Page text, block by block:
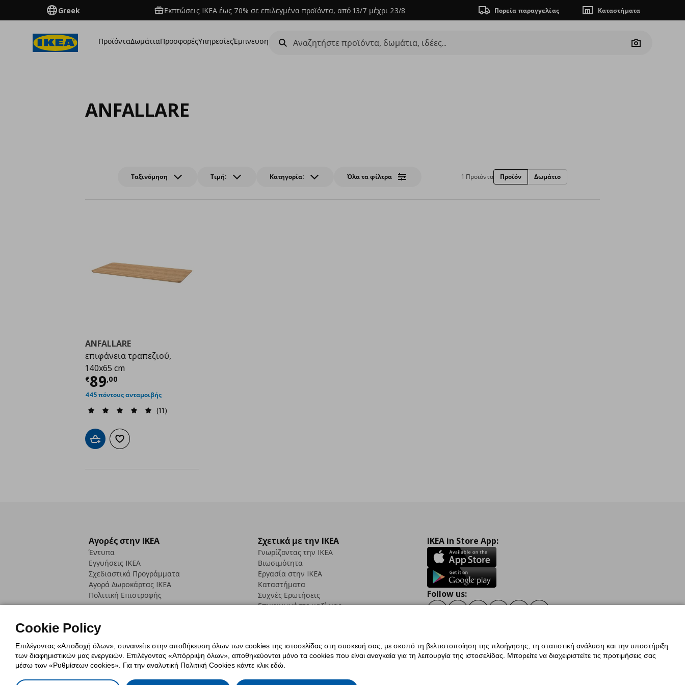
Greek Εκπτώσεις IKEA έως 70% σε επιλεγμένα προϊόντα, από 13/7 μέχρι 23/8 Πορεία παραγγελίας Καταστήματα
ΠροϊόνταΔωμάτιαΠροσφορέςΥπηρεσίεςΈμπνευση
Camera
ANFALLARE
Ταξινόμηση Τιμή: Κατηγορία: Όλα τα φίλτρα 1 Προϊόντα Προϊόν Δωμάτιο
ANFALLARE
επιφάνεια τραπεζιού,
140x65 cm
€89,00
Τρέχουσα τιμή
445 πόντους ανταμοιβής
(11)
Προσθήκη στο καλάθι
Προσθήκη στα αγαπημένα
Αγορές στην IKEA
Έντυπα
Εγγυήσεις IKEA
Σχεδιαστικά Προγράμματα
Αγορά Δωρoκάρτας IKEA
Πολιτική Επιστροφής
Σχετικά με την IKEA
Γνωρίζοντας την IKEA
Βιωσιμότητα
Εργασία στην IKEA
Καταστήματα
Συχνές Ερωτήσεις
Επικοινωνήστε μαζί μας
IKEA in Store App:
Follow us:
Πολιτική Cookies Δήλωση ψηφιακής προσβασιμότητας
Γενική Πολιτική Προσωπικών Δεδομένων
Cookie Policy
Επιλέγοντας «Αποδοχή όλων», συναινείτε στην αποθήκευση όλων των cookies της ιστοσελίδας στη συσκευή σας, με σκοπό τη βελτιστοποίηση της πλοήγησης, τη στατιστική ανάλυση και την υποστήριξη
των διαφημιστικών μας ενεργειών. Επιλέγοντας «Απόρριψη όλων», αποθηκεύονται μόνο τα cookies που είναι αναγκαία για τη λειτουργία της ιστοσελίδας. Μπορείτε να διαχειριστείτε τις προτιμήσεις σας
μέσω των «Ρυθμίσεων cookies». Για την αναλυτική Πολιτική Cookies κάντε κλικ εδώ.